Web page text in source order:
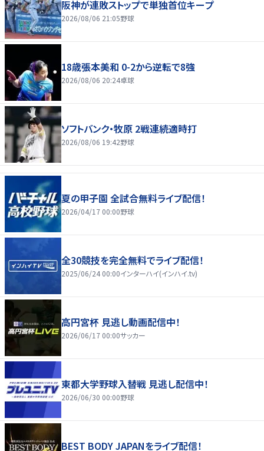
阪神が連敗ストップで単独首位キープ
2026/08/06 21:05野球
18歳張本美和 0-2から逆転で8強
2026/08/06 20:24卓球
ソフトバンク・牧原 2戦連続適時打
2026/08/06 19:42野球
夏の甲子園 全試合無料ライブ配信！
2026/04/17 00:00野球
全30競技を完全無料でライブ配信！
2025/06/24 00:00インターハイ(インハイ.tv)
高円宮杯 見逃し動画配信中！
2026/06/17 00:00サッカー
東都大学野球入替戦 見逃し配信中！
2026/06/30 00:00野球
BEST BODY JAPANをライブ配信！